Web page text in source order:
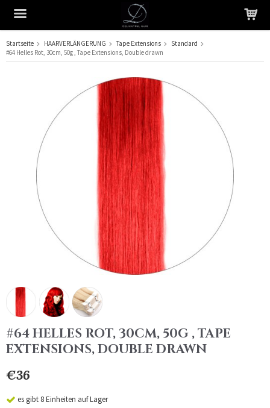
Das Produkt wurde in Ihren Warenkorb gelegt
Startseite HAARVERLÄNGERUNG Tape Extensions
Standard
#64 Helles Rot, 30cm, 50g , Tape Extensions, Double drawn
#64 HELLES ROT, 30CM, 50G , TAPE
EXTENSIONS, DOUBLE DRAWN
€36
es gibt 8 Einheiten auf Lager